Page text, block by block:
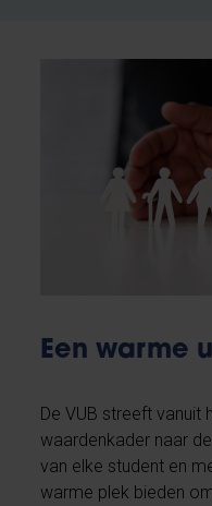
Een warme
De VUB streeft vanuit
waardenkader naar
van elke student en
warme plek bieden